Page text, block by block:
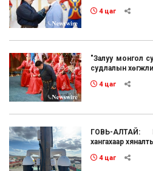
4 цаг
"Залуу монгол
судлалын
4 цаг
ГОВЬ-АЛТАЙ:
хангахаар
4 цаг